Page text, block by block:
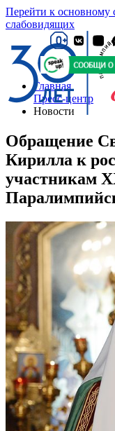
Перейти к основному
слабовидящих
Главная
Пресс-центр
Новости
Обращение
Кирилла к
участникам